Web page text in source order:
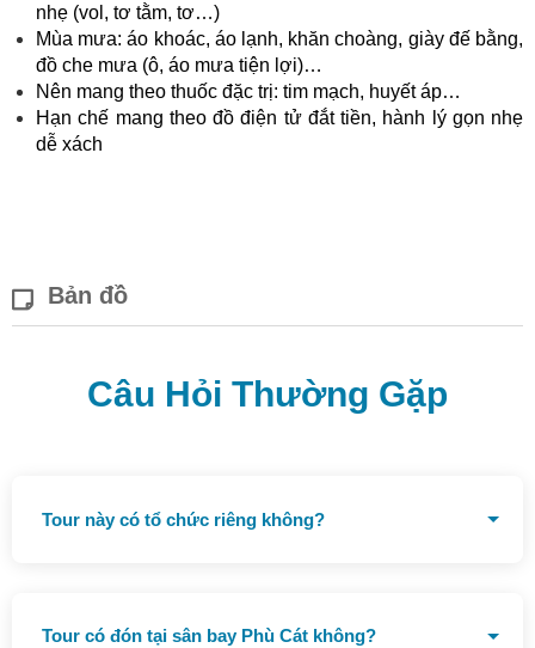
nhẹ (vol, tơ tằm, tơ…)
Mùa mưa: áo khoác, áo lạnh, khăn choàng, giày đế bằng,
đồ che mưa (ô, áo mưa tiện lợi)…
Nên mang theo thuốc đặc trị: tim mạch, huyết áp…
Hạn chế mang theo đồ điện tử đắt tiền, hành lý gọn nhẹ
dễ xách
Bản đồ
Câu Hỏi Thường Gặp
Tour này có tổ chức riêng không?
Tour có đón tại sân bay Phù Cát không?